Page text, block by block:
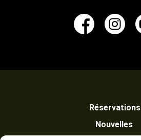
Réservations
Nouvelles